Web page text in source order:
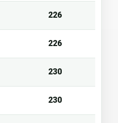
226
226
230
230